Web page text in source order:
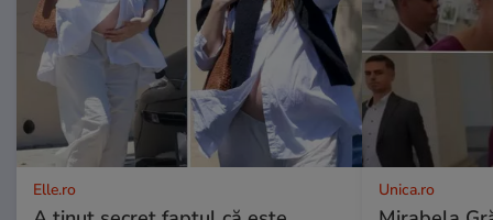
Elle.ro Unica.ro